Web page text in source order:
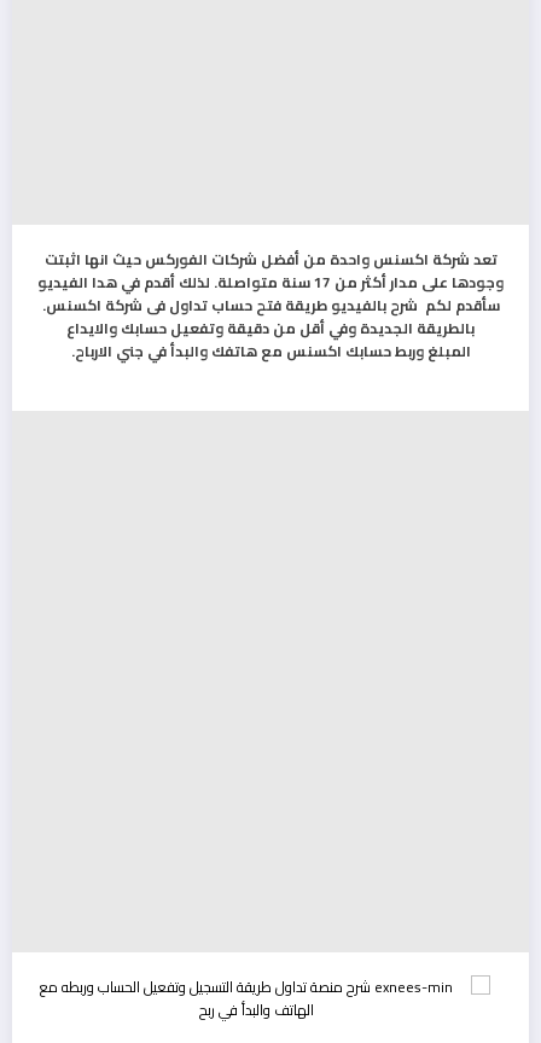
تعد شركة اكسنس واحدة من أفضل شركات الفوركس حيث انها اثبتت
وجودها على مدار أكثر من 17 سنة متواصلة. لذلك أقدم في هدا الفيديو
سأقدم لكم شرح بالفيديو طريقة فتح حساب تداول فى شركة اكسنس.
بالطريقة الجديدة وفي أقل من دقيقة وتفعيل حسابك والايداع
المبلغ وربط حسابك اكسنس مع هاتفك والبدأ في جني الارباح.